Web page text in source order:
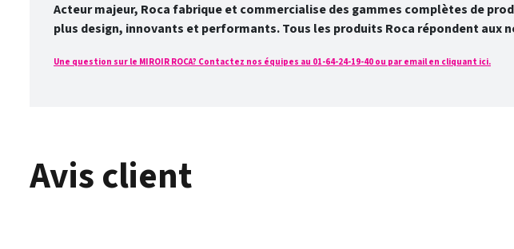
Acteur majeur, Roca fabrique et commercialise des gammes complètes de
plus design, innovants et performants. Tous les produits Roca répondent aux
Une question sur le MIROIR ROCA? Contactez nos équipes au 01-64-24-19-40 ou par email en cliquant ici.
Avis client